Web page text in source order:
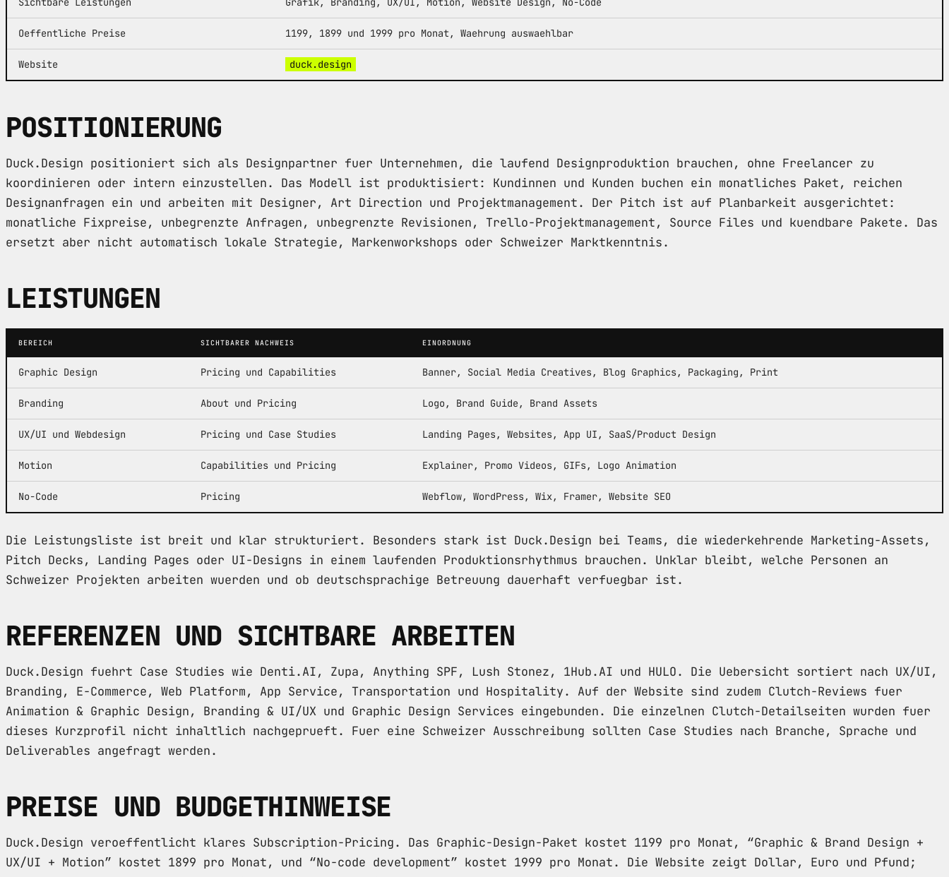
Oeffentliche Preise 1199, 1899 und 1999 pro Monat, Waehrung auswaehlbar
Website duck.design
POSITIONIERUNG
Duck.Design positioniert sich als Designpartner fuer Unternehmen, die laufend Designproduktion brauchen, ohne Freelancer zu
koordinieren oder intern einzustellen. Das Modell ist produktisiert: Kundinnen und Kunden buchen ein monatliches Paket, reichen
Designanfragen ein und arbeiten mit Designer, Art Direction und Projektmanagement. Der Pitch ist auf Planbarkeit ausgerichtet:
monatliche Fixpreise, unbegrenzte Anfragen, unbegrenzte Revisionen, Trello-Projektmanagement, Source Files und kuendbare Pakete. Das
ersetzt aber nicht automatisch lokale Strategie, Markenworkshops oder Schweizer Marktkenntnis.
LEISTUNGEN
BEREICH SICHTBARER NACHWEIS EINORDNUNG
Graphic Design Pricing und Capabilities Banner, Social Media Creatives, Blog Graphics, Packaging, Print
Branding About und Pricing Logo, Brand Guide, Brand Assets
UX/UI und Webdesign Pricing und Case Studies Landing Pages, Websites, App UI, SaaS/Product Design
Motion Capabilities und Pricing Explainer, Promo Videos, GIFs, Logo Animation
No-Code Pricing Webflow, WordPress, Wix, Framer, Website SEO
Die Leistungsliste ist breit und klar strukturiert. Besonders stark ist Duck.Design bei Teams, die wiederkehrende Marketing-Assets,
Pitch Decks, Landing Pages oder UI-Designs in einem laufenden Produktionsrhythmus brauchen. Unklar bleibt, welche Personen an
Schweizer Projekten arbeiten wuerden und ob deutschsprachige Betreuung dauerhaft verfuegbar ist.
REFERENZEN UND SICHTBARE ARBEITEN
Duck.Design fuehrt Case Studies wie Denti.AI, Zupa, Anything SPF, Lush Stonez, 1Hub.AI und HULO. Die Uebersicht sortiert nach UX/UI,
Branding, E-Commerce, Web Platform, App Service, Transportation und Hospitality. Auf der Website sind zudem Clutch-Reviews fuer
Animation & Graphic Design, Branding & UI/UX und Graphic Design Services eingebunden. Die einzelnen Clutch-Detailseiten wurden fuer
dieses Kurzprofil nicht inhaltlich nachgeprueft. Fuer eine Schweizer Ausschreibung sollten Case Studies nach Branche, Sprache und
Deliverables angefragt werden.
PREISE UND BUDGETHINWEISE
Duck.Design veroeffentlicht klares Subscription-Pricing. Das Graphic-Design-Paket kostet 1199 pro Monat, “Graphic & Brand Design +
UX/UI + Motion” kostet 1899 pro Monat, und “No-code development” kostet 1999 pro Monat. Die Website zeigt Dollar, Euro und Pfund;